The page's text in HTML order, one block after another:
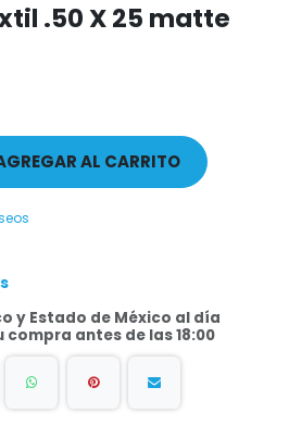
.50 X 25 matte
AL CARRITO
y Estado de México al día
antes de las 18:00